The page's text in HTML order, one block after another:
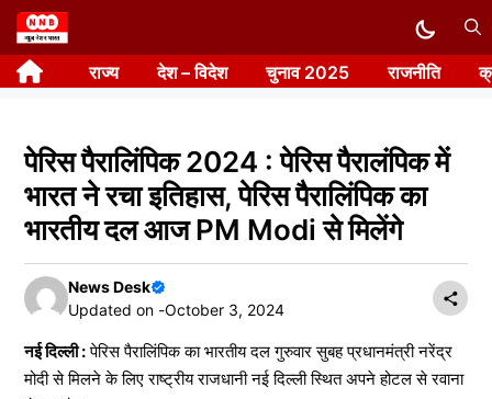
Skip
to
content राज्य देश – विदेश चुनाव 2025 राजनीति
पेरिस पैरालिंपिक 2024 : पेरिस पैरालंपिक में
भारत ने रचा इतिहास, पेरिस पैरालिंपिक का
भारतीय दल आज PM Modi से मिलेंगे
News Desk
Updated on -October 3, 2024
नई दिल्ली :पेरिस पैरालिंपिक का भारतीय दल गुरुवार सुबह प्रधानमंत्री नरेंद्र
मोदी से मिलने के लिए राष्ट्रीय राजधानी नई दिल्ली स्थित अपने होटल से रवाना